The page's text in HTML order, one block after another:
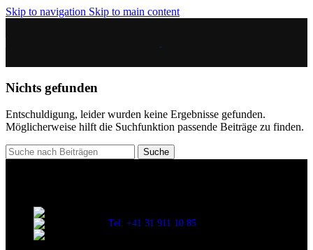
Skip to navigation Skip to main content
Nichts gefunden
Entschuldigung, leider wurden keine Ergebnisse gefunden.
Möglicherweise hilft die Suchfunktion passende Beiträge zu finden.
Suche
Tel: +41 31 911 10 85